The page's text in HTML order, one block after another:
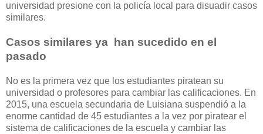
universidad presione con la policía local para disuadir casos
similares.
Casos similares ya han sucedido en el
pasado
No es la primera vez que los estudiantes piratean su
universidad o profesores para cambiar las calificaciones. En
2015, una escuela secundaria de Luisiana suspendió a la
enorme cantidad de 45 estudiantes a la vez por piratear el
sistema de calificaciones de la escuela y cambiar las